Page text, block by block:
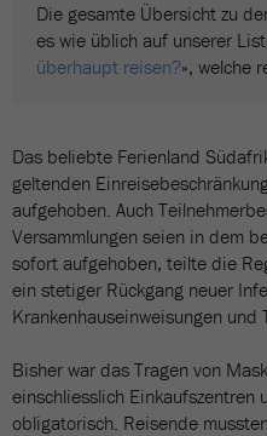
Die gesamte Übersicht zu
es wie üblich auf unserer
überhaupt reisen?», welche
Das beliebte Ferienland
geltenden
aufgehoben. Auch
Versammlungen seien in dem
sofort aufgehoben, teilte die
ein stetiger Rückgang neuer
Krankenhauseinweisungen und
Bisher war das Tragen von
einschliesslich Einkaufszentren
obligatorisch. Reisende